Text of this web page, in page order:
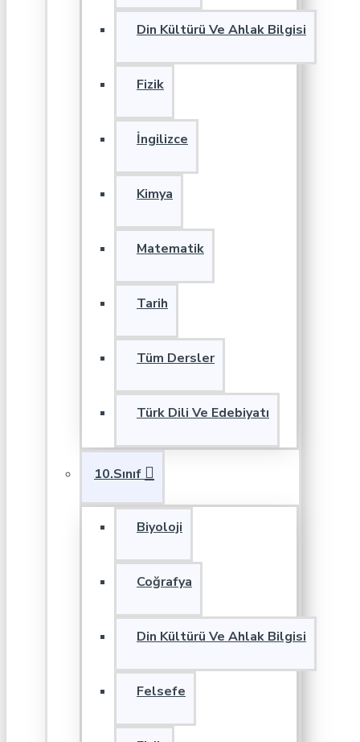
Din Kültürü Ve Ahlak Bilgisi
Fizik
İngilizce
Kimya
Matematik
Tarih
Tüm Dersler
Türk Dili Ve Edebiyatı
10.Sınıf
Biyoloji
Coğrafya
Din Kültürü Ve Ahlak Bilgisi
Felsefe